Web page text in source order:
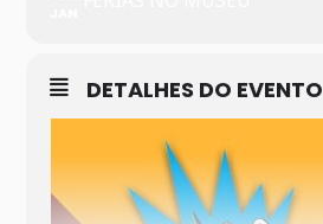
DETALHES DO EVENTO